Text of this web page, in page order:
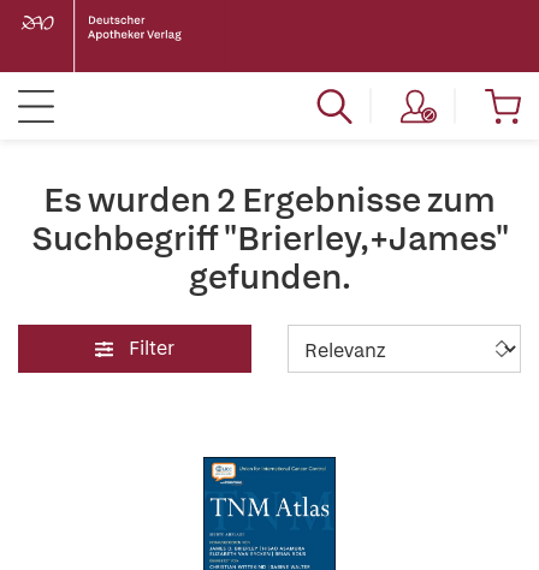
Es wurden 2 Ergebnisse zum
Suchbegriff "Brierley,+James"
gefunden.
Filter